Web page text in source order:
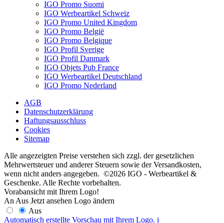
IGO Promo Suomi
IGO Werbeartikel Schweiz
IGO Promo United Kingdom
IGO Promo België
IGO Promo Belgique
IGO Profil Sverige
IGO Profil Danmark
IGO Objets Pub France
IGO Werbeartikel Deutschland
IGO Promo Nederland
AGB
Datenschutzerklärung
Haftungsausschluss
Cookies
Sitemap
Alle angezeigten Preise verstehen sich zzgl. der gesetzlichen
Mehrwertsteuer und anderer Steuern sowie der Versandkosten,
wenn nicht anders angegeben. ©2026 IGO - Werbeartikel &
Geschenke. Alle Rechte vorbehalten.
Vorabansicht mit Ihrem Logo!
An Aus Jetzt ansehen Logo ändern
Aus
Automatisch erstellte Vorschau mit Ihrem Logo. i